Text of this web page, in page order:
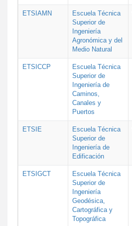
ETSIAMN
Escuela Técnica
Superior de
Ingeniería
Agronómica y del
Medio Natural
ETSICCP
Escuela Técnica
Superior de
Ingeniería de
Caminos,
Canales y
Puertos
ETSIE
Escuela Técnica
Superior de
Ingeniería de
Edificación
ETSIGCT
Escuela Técnica
Superior de
Ingeniería
Geodésica,
Cartográfica y
Topográfica